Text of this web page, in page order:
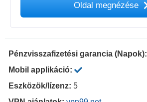
Oldal megnézése
Pénzvisszafizetési garancia (Napok):
Mobil applikáció:
Eszközök/lízenz: 5